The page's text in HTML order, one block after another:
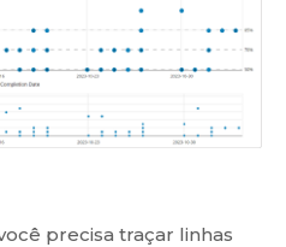
precisa traçar linhas